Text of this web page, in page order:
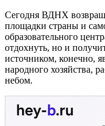
Сегодня ВДНХ
площадки страны и
образовательного
отдохнуть, но и
источником, конечно,
народного хозяйства,
небом.